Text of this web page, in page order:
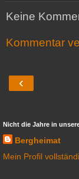
Keine
Kommentar
‹
Nicht die Jahre in
Bergheimat
Mein Profil